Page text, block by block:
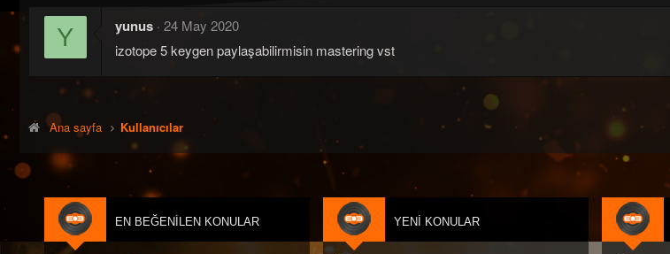
Y yunus 24 May 2020
izotope 5 keygen paylaşabilirmisin mastering vst
Ana sayfa Kullanıcılar
EN BEĞENILEN KONULAR YENI KONULAR